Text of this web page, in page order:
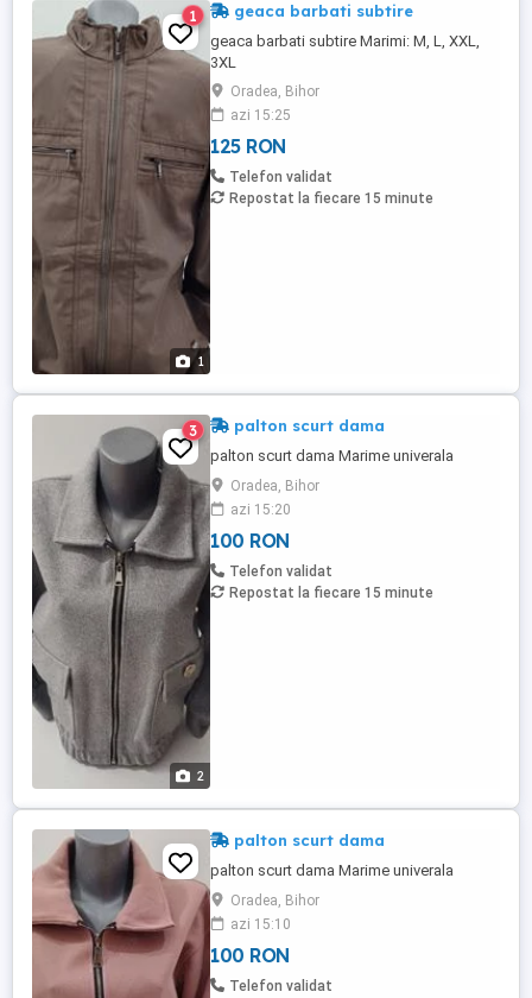
1
1 geaca barbati subtire
geaca barbati subtire Marimi: M, L, XXL,
3XL
Oradea, Bihor
azi 15:25
125 RON
Telefon validat
Repostat la fiecare 15 minute
2
3 palton scurt dama
palton scurt dama Marime univerala
Oradea, Bihor
azi 15:20
100 RON
Telefon validat
Repostat la fiecare 15 minute
palton scurt dama
palton scurt dama Marime univerala
Oradea, Bihor
azi 15:10
100 RON
Telefon validat